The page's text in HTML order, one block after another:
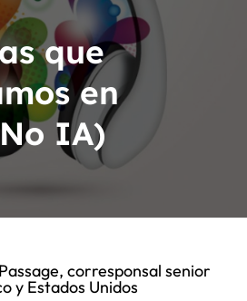
que
en
IA)
y Estados Unidos